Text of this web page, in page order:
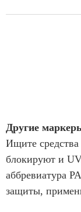
Другие
Ищите
блокируют и
аббревиатура
защиты,